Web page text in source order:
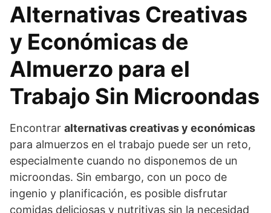
Alternativas Creativas
y Económicas de
Almuerzo para el
Trabajo Sin Microondas
Encontrar alternativas creativas y económicas
para almuerzos en el trabajo puede ser un reto,
especialmente cuando no disponemos de un
microondas. Sin embargo, con un poco de
ingenio y planificación, es posible disfrutar
comidas deliciosas y nutritivas sin la necesidad